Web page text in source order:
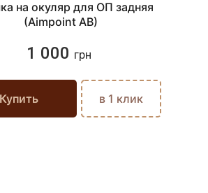
на окуляр для ОП задняя
(Aimpoint AB)
1 000 грн
Купить в 1 клик